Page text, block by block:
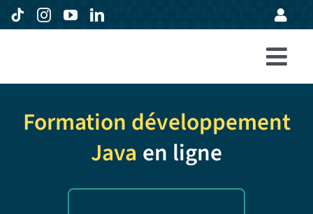
Passer
au
Formations
Entreprises
Avis
Formation développement
Java en ligne